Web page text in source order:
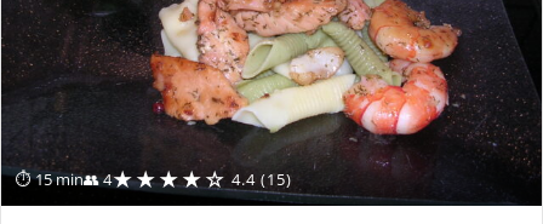
⏱ 15 min👥 4★★★★☆ 4.4 (15)